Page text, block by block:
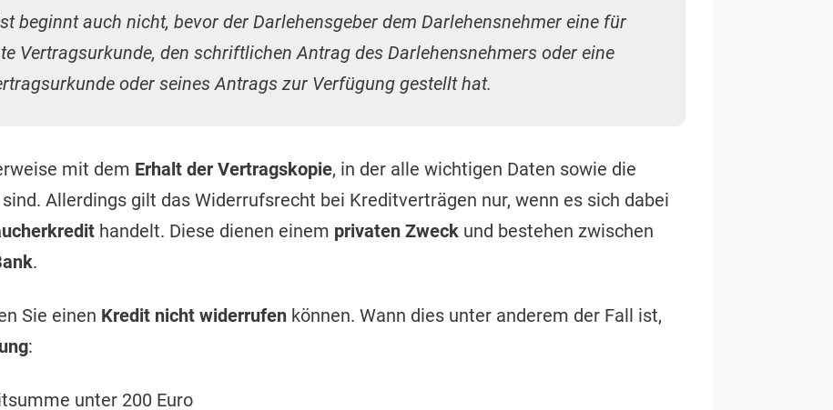
beginnt auch nicht, bevor der Darlehensgeber dem Darlehensnehmer eine für
Vertragsurkunde, den schriftlichen Antrag des Darlehensnehmers oder eine
oder seines Antrags zur Verfügung gestellt hat.
mit dem Erhalt der Vertragskopie, in der alle wichtigen Daten sowie die
Allerdings gilt das Widerrufsrecht bei Kreditverträgen nur, wenn es sich dabei
handelt. Diese dienen einem privaten Zweck und bestehen zwischen
.
Sie einen Kredit nicht widerrufen können. Wann dies unter anderem der Fall ist,
:
unter 200 Euro